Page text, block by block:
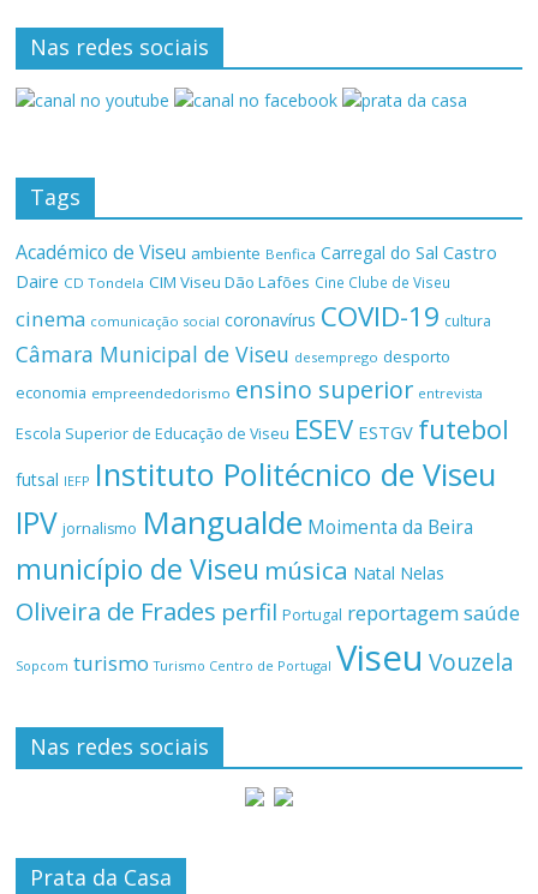
Nas redes sociais
Tags
Académico de Viseu ambiente Benfica Carregal do Sal Castro
Daire CD Tondela CIM Viseu Dão Lafões Cine Clube de Viseu
cinema comunicação social coronavírus COVID-19 cultura
Câmara Municipal de Viseu desemprego desporto
economia empreendedorismo ensino superior entrevista
Escola Superior de Educação de Viseu ESEV ESTGV futebol
futsal IEFP Instituto Politécnico de Viseu
IPV jornalismo Mangualde Moimenta da Beira
município de Viseu música Natal Nelas
Oliveira de Frades perfil Portugal reportagemsaúde
Sopcom turismo Turismo Centro de Portugal Viseu Vouzela
Nas redes sociais
Prata da Casa